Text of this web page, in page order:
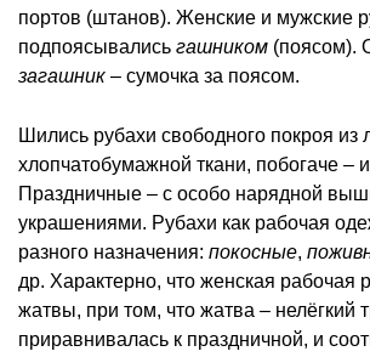
портов (штанов). Женские и мужские
подпоясывались гашником (поясом).
загашник – сумочка за поясом.
Шились рубахи свободного покроя из
хлопчатобумажной ткани, побогаче –
Праздничные – с особо нарядной
украшениями. Рубахи как рабочая
разного назначения: покосные,
др. Характерно, что женская рабочая
жатвы, при том, что жатва – нелёгкий
приравнивалась к праздничной, и